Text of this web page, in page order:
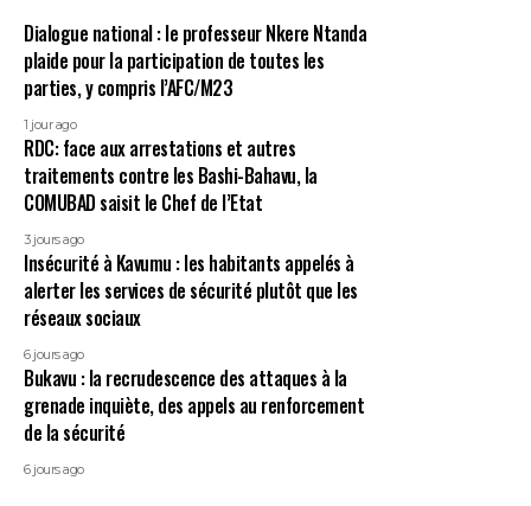
Dialogue national : le professeur Nkere Ntanda
plaide pour la participation de toutes les
parties, y compris l’AFC/M23
1 jour ago
RDC: face aux arrestations et autres
traitements contre les Bashi-Bahavu, la
COMUBAD saisit le Chef de l’Etat
3 jours ago
Insécurité à Kavumu : les habitants appelés à
alerter les services de sécurité plutôt que les
réseaux sociaux
6 jours ago
Bukavu : la recrudescence des attaques à la
grenade inquiète, des appels au renforcement
de la sécurité
6 jours ago